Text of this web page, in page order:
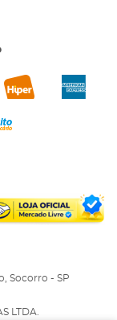
Socorro - SP
LTDA.